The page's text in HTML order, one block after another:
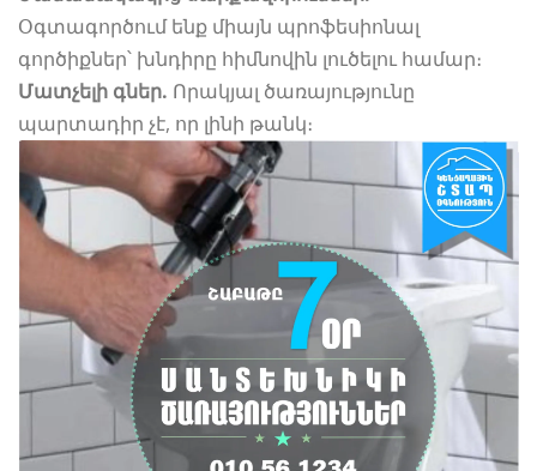
Օգտագործում ենք միայն պրոֆեսիոնալ
գործիքներ՝ խնդիրը հիմնովին լուծելու համար։
Մատչելի գներ. Որակյալ ծառայությունը
պարտադիր չէ, որ լինի թանկ։